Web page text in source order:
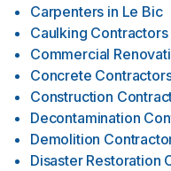
Carpenters in Le Bic
Caulking Contractors
Commercial
Concrete
Construction
Decontamination
Demolition
Disaster Restoration